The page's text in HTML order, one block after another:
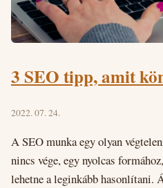
3 SEO tipp, amit
2022. 07. 24.
A SEO munka egy olyan
nincs vége, egy nyolcas
lehetne a leginkább hasonlítani.